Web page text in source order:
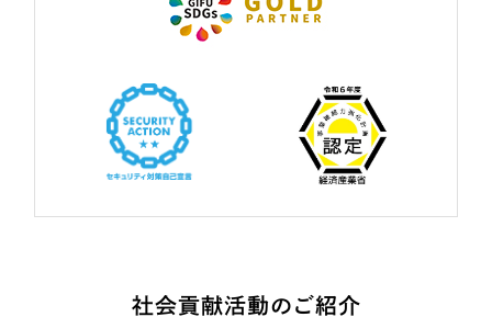
社会貢献活動のご紹介